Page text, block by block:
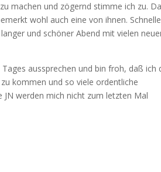
machen und zögernd stimme ich zu.
wohl auch eine von ihnen.
und schöner Abend mit vielen
aussprechen und bin froh, daß ich
kommen und so viele ordentliche
werden mich nicht zum letzten Mal